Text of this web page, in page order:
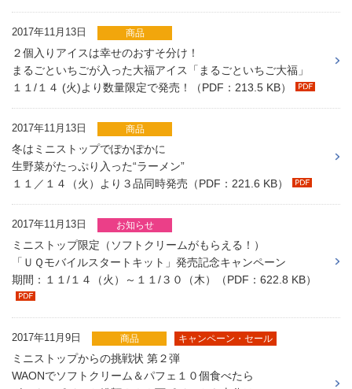
2017年11月13日 商品
２個入りアイスは幸せのおすそ分け！
まるごといちごが入った大福アイス「まるごといちご大福」
１１/１４ (火)より数量限定で発売！（PDF：213.5 KB）
2017年11月13日 商品
冬はミニストップでぽかぽかに
生野菜がたっぷり入った“ラーメン”
１１／１４（火）より３品同時発売（PDF：221.6 KB）
2017年11月13日 お知らせ
ミニストップ限定（ソフトクリームがもらえる！）
「ＵＱモバイルスタートキット」発売記念キャンペーン
期間：１１/１４（火）～１１/３０（木）（PDF：622.8 KB）
2017年11月9日 商品 キャンペーン・セール
ミニストップからの挑戦状 第２弾
WAONでソフトクリーム＆パフェ１０個食べたら